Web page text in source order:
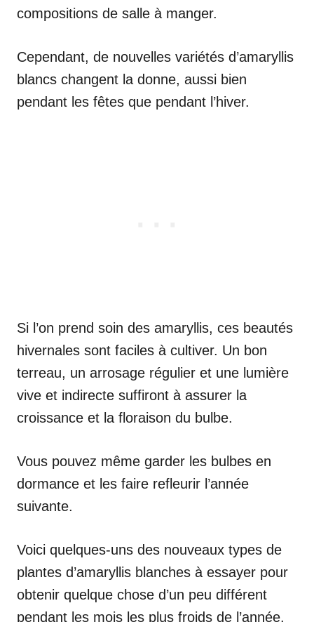
compositions de salle à manger.
Cependant, de nouvelles variétés d’amaryllis
blancs changent la donne, aussi bien
pendant les fêtes que pendant l’hiver.
Si l’on prend soin des amaryllis, ces beautés
hivernales sont faciles à cultiver. Un bon
terreau, un arrosage régulier et une lumière
vive et indirecte suffiront à assurer la
croissance et la floraison du bulbe.
Vous pouvez même garder les bulbes en
dormance et les faire refleurir l’année
suivante.
Voici quelques-uns des nouveaux types de
plantes d’amaryllis blanches à essayer pour
obtenir quelque chose d’un peu différent
pendant les mois les plus froids de l’année.